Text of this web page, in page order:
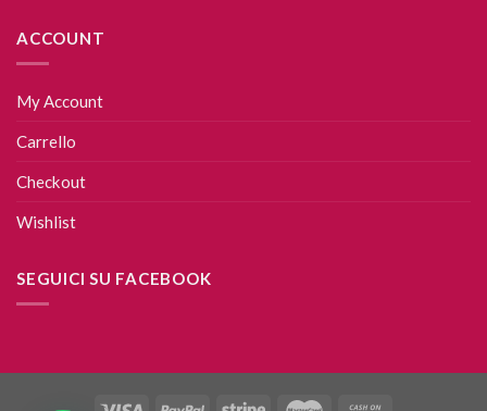
ACCOUNT
My Account
Carrello
Checkout
Wishlist
SEGUICI SU FACEBOOK